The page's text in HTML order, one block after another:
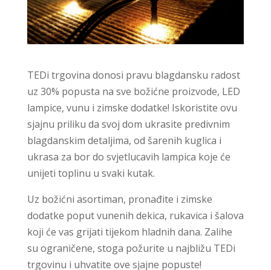
TEDi trgovina donosi pravu blagdansku radost
uz 30% popusta na sve božićne proizvode, LED
lampice, vunu i zimske dodatke! Iskoristite ovu
sjajnu priliku da svoj dom ukrasite predivnim
blagdanskim detaljima, od šarenih kuglica i
ukrasa za bor do svjetlucavih lampica koje će
unijeti toplinu u svaki kutak.
Uz božićni asortiman, pronađite i zimske
dodatke poput vunenih dekica, rukavica i šalova
koji će vas grijati tijekom hladnih dana. Zalihe
su ograničene, stoga požurite u najbližu TEDi
trgovinu i uhvatite ove sjajne popuste!